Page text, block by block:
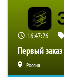
16:47:24
Первый
Россия